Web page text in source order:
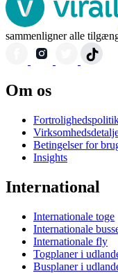
sammenligner alle
Om os
Betingelser for
Insights
International
Internationale toge
Internationale
Internationale fly
Togplaner i
Busplaner i